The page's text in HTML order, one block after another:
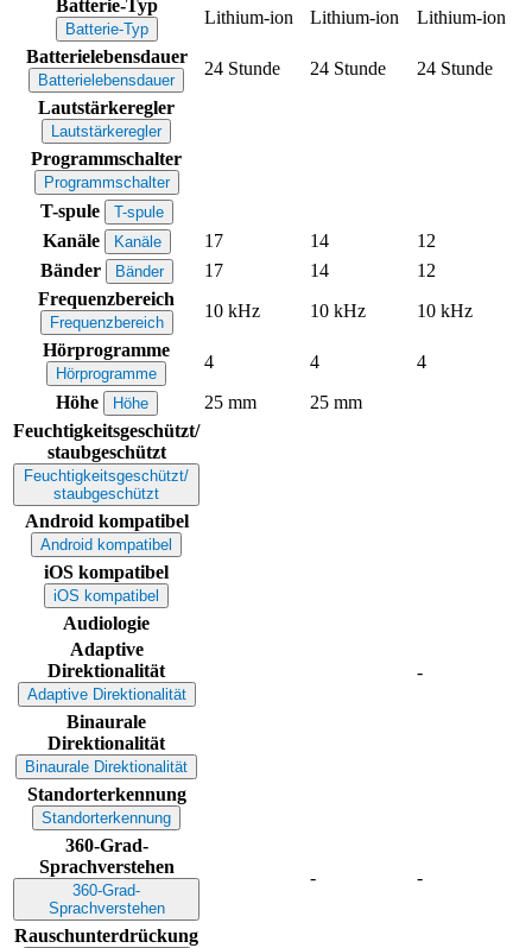
Batterie-Typ
Batterie-Typ
Lithium-ion Lithium-ion
Lithium-ion
Batterielebensdauer
Batterielebensdauer
24 Stunde 24 Stunde
24 Stunde
Lautstärkeregler
Lautstärkeregler
Programmschalter
Programmschalter
T-spule T-spule
Kanäle Kanäle 17 14
12
Bänder
Bänder 17 14
12
Frequenzbereich
Frequenzbereich
10 kHz 10 kHz
10 kHz
Hörprogramme
Hörprogramme
4 4
4
Höhe
Höhe 25 mm
25 mm
Feuchtigkeitsgeschützt/
staubgeschützt
Feuchtigkeitsgeschützt/
staubgeschützt
Android kompatibel
Android kompatibel
iOS kompatibel
iOS kompatibel
Audiologie
Adaptive
Direktionalität
Adaptive Direktionalität
-
Binaurale
Direktionalität
Binaurale Direktionalität
Standorterkennung
Standorterkennung
360-Grad-
Sprachverstehen
360-Grad-
Sprachverstehen
- -
Rauschunterdrückung